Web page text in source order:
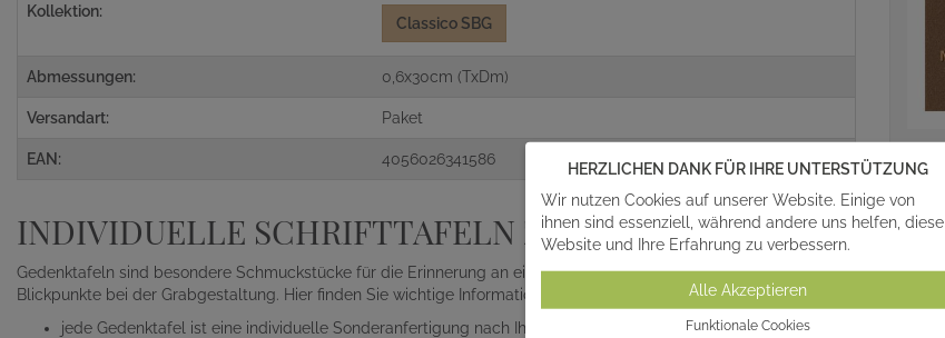
Kollektion:
Classico SBG
Abmessungen: 0,6x30cm (TxDm)
Versandart: Paket
EAN: 4056026341586
INDIVIDUELLE SCHRIFTTAFELN ZUR ERINNERUNG
Gedenktafeln sind besondere Schmuckstücke für die Erinnerung an eine liebe Person und auch ansprechende
Blickpunkte bei der Grabgestaltung. Hier finden Sie wichtige Informationen zu Ihrer Tafelbestellung auf einen Blick:
jede Gedenktafel ist eine individuelle Sonderanfertigung nach Ihren Wünschen
HERZLICHEN DANK FÜR IHRE UNTERSTÜTZUNG
Wir nutzen Cookies auf unserer Website. Einige von
ihnen sind essenziell, während andere uns helfen, diese
Website und Ihre Erfahrung zu verbessern.
Alle Akzeptieren
Funktionale Cookies